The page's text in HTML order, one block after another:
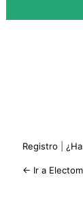
Registro
← Ir a